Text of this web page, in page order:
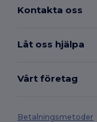
Kontakta oss
Låt oss hjälpa
Vårt företag
Betalningsmetoder